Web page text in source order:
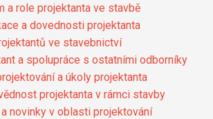
a role projektanta ve stavbě
a dovednosti projektanta
ve stavebnictví
a spolupráce s ostatními odborníky
a úkoly projektanta
projektanta v rámci stavby
novinky v oblasti projektování